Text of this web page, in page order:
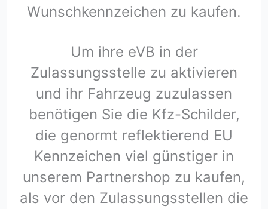
Wunschkennzeichen zu kaufen.
Um ihre eVB in der
Zulassungsstelle zu aktivieren
und ihr Fahrzeug zuzulassen
benötigen Sie die Kfz-Schilder,
die genormt reflektierend EU
Kennzeichen viel günstiger in
unserem Partnershop zu kaufen,
als vor den Zulassungsstellen die